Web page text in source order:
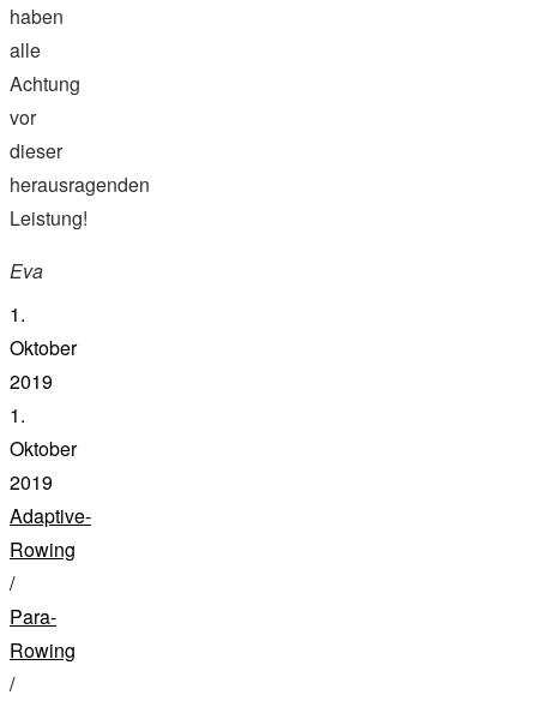
haben
alle
Achtung
vor
dieser
herausragenden
Leistung!
Eva
1.
Oktober
2019
1.
Oktober
2019
Adaptive-
Rowing
/
Para-
Rowing
/